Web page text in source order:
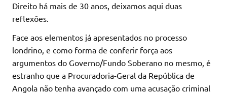
Direito há mais de 30 anos, deixamos aqui duas
reflexões.
Face aos elementos já apresentados no processo
londrino, e como forma de conferir força aos
argumentos do Governo/Fundo Soberano no mesmo, é
estranho que a Procuradoria-Geral da República de
Angola não tenha avançado com uma acusação criminal